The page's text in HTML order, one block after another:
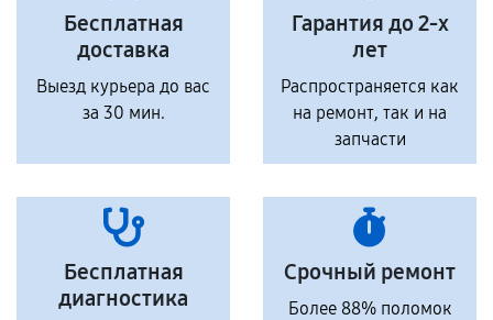
Бесплатная
доставка
Выезд курьера до вас
за 30 мин.
Гарантия до 2-х
лет
Распространяется как
на ремонт, так и на
запчасти
Бесплатная
диагностика
Срочный ремонт
Более 88% поломок